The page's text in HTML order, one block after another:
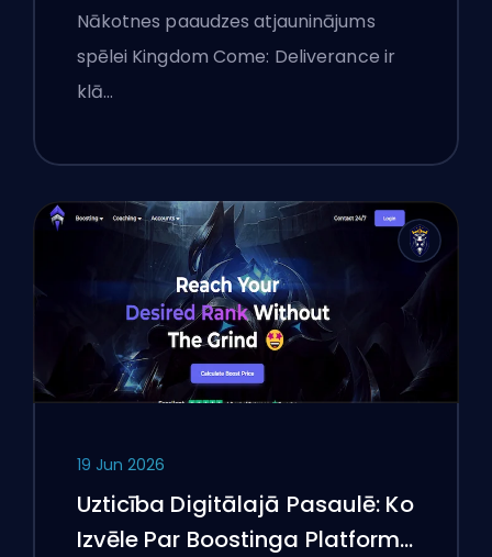
Atjauninājums: Padziļināta
Analīze
Nākotnes paaudzes atjauninājums
spēlei Kingdom Come: Deliverance ir
klā…
19 Jun 2026
Uzticība Digitālajā Pasaulē: Ko
Izvēle Par Boostinga Platformu